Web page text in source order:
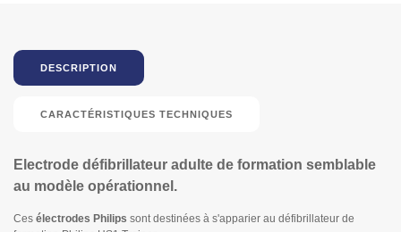
DESCRIPTION
CARACTÉRISTIQUES TECHNIQUES
Electrode défibrillateur adulte de formation semblable
au modèle opérationnel.
Ces électrodes Philips sont destinées à s'apparier au défibrillateur de